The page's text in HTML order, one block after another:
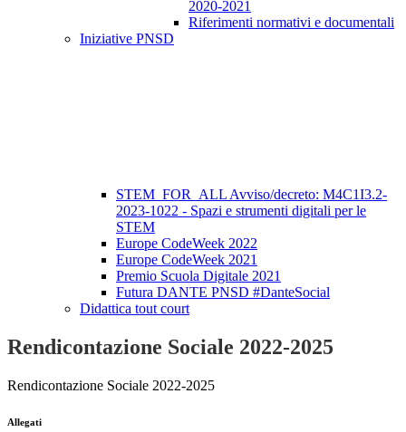
2020-2021
Riferimenti normativi e documentali
Iniziative PNSD
STEM_FOR_ALL Avviso/decreto: M4C1I3.2-
2023-1022 - Spazi e strumenti digitali per le
STEM
Europe CodeWeek 2022
Europe CodeWeek 2021
Premio Scuola Digitale 2021
Futura DANTE PNSD #DanteSocial
Didattica tout court
Rendicontazione Sociale 2022-2025
Rendicontazione Sociale 2022-2025
Allegati